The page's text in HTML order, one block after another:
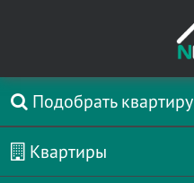
Подобрать квартиру
Квартиры